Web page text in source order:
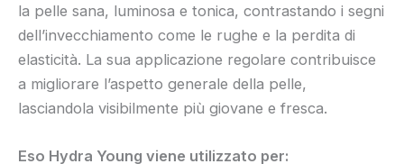
la pelle sana, luminosa e tonica, contrastando i segni
dell’invecchiamento come le rughe e la perdita di
elasticità. La sua applicazione regolare contribuisce
a migliorare l’aspetto generale della pelle,
lasciandola visibilmente più giovane e fresca.
Eso Hydra Young viene utilizzato per: